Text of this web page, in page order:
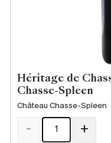
Héritage de
Chasse-Spleen
Château Chasse-Spleen
- +